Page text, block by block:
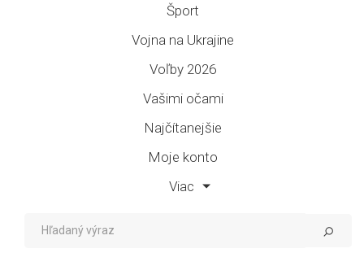
Šport
Vojna na Ukrajine
Voľby 2026
Vašimi očami
Najčítanejšie
Moje konto
Viac